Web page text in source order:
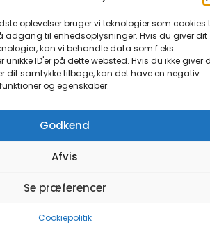
oplevelser bruger vi teknologier som cookies
adgang til enhedsoplysninger. Hvis du giver dit
kan vi behandle data som f.eks.
ID'er på dette websted. Hvis du ikke giver
dit samtykke tilbage, kan det have en negativ
og egenskaber.
Godkend
Afvis
Se præferencer
Cookiepolitik
© tjek-fagforening.dk